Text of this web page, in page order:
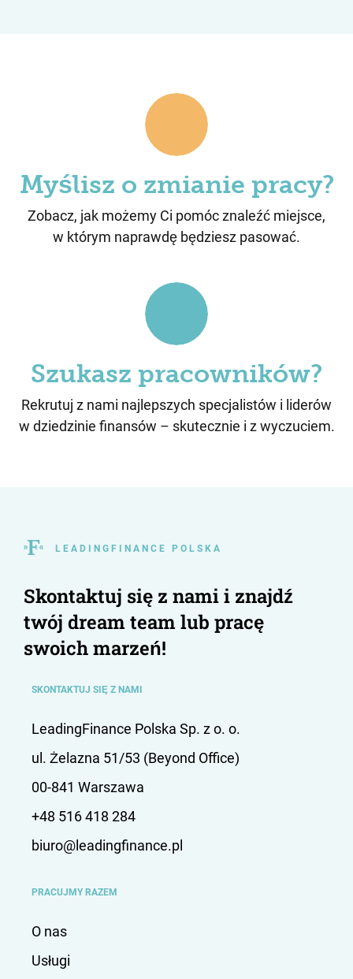
Myślisz o zmianie pracy?
Zobacz, jak możemy Ci pomóc znaleźć miejsce,
w którym naprawdę będziesz pasować.
Szukasz pracowników?
Rekrutuj z nami najlepszych specjalistów i liderów
w dziedzinie finansów – skutecznie i z wyczuciem.
L E A D I N G F I N A N C E P O L S K A
Skontaktuj się z nami i znajdź
twój dream team lub pracę
swoich marzeń!
SKONTAKTUJ SIĘ Z NAMI
LeadingFinance Polska Sp. z o. o.
ul. Żelazna 51/53 (Beyond Office)
00-841 Warszawa
+48 516 418 284
biuro@leadingfinance.pl
PRACUJMY RAZEM
O nas
Usługi